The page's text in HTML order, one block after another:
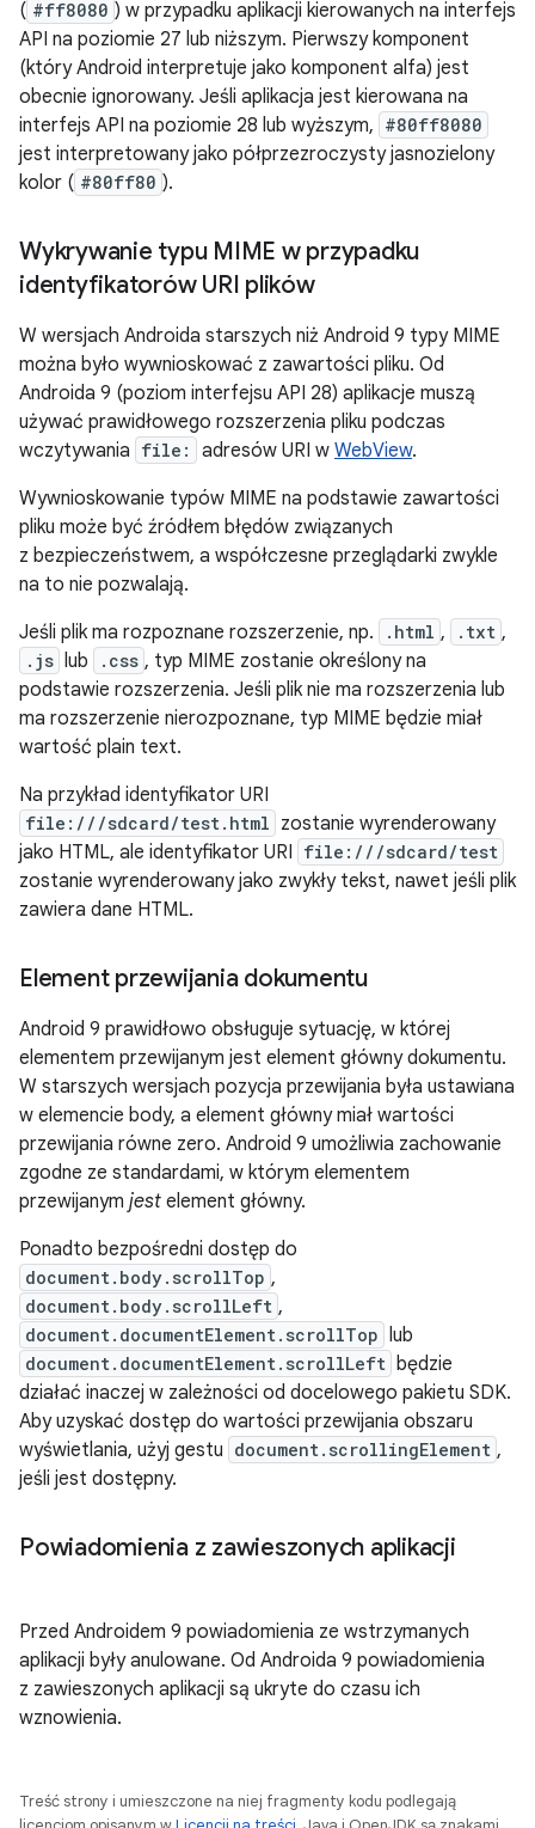
( #ff8080 ) w przypadku aplikacji kierowanych na interfejs
API na poziomie 27 lub niższym. Pierwszy komponent
(który Android interpretuje jako komponent alfa) jest
obecnie ignorowany. Jeśli aplikacja jest kierowana na
interfejs API na poziomie 28 lub wyższym, #80ff8080
jest interpretowany jako półprzezroczysty jasnozielony
kolor ( #80ff80 ).
Wykrywanie typu MIME w przypadku
identyfikatorów URI plików
W wersjach Androida starszych niż Android 9 typy MIME
można było wywnioskować z zawartości pliku. Od
Androida 9 (poziom interfejsu API 28) aplikacje muszą
używać prawidłowego rozszerzenia pliku podczas
wczytywania file: adresów URI w WebView.
Wywnioskowanie typów MIME na podstawie zawartości
pliku może być źródłem błędów związanych
z bezpieczeństwem, a współczesne przeglądarki zwykle
na to nie pozwalają.
Jeśli plik ma rozpoznane rozszerzenie, np.
.html , .txt ,
.js lub .css , typ MIME zostanie określony na
podstawie rozszerzenia. Jeśli plik nie ma rozszerzenia lub
ma rozszerzenie nierozpoznane, typ MIME będzie miał
wartość plain text.
Na przykład identyfikator URI
file:///sdcard/test.html zostanie wyrenderowany
jako HTML, ale identyfikator URI file:///sdcard/test
zostanie wyrenderowany jako zwykły tekst, nawet jeśli plik
zawiera dane HTML.
Element przewijania dokumentu
Android 9 prawidłowo obsługuje sytuację, w której
elementem przewijanym jest element główny dokumentu.
W starszych wersjach pozycja przewijania była ustawiana
w elemencie body, a element główny miał wartości
przewijania równe zero. Android 9 umożliwia zachowanie
zgodne ze standardami, w którym elementem
przewijanym jest element główny.
Ponadto bezpośredni dostęp do
document.body.scrollTop ,
document.body.scrollLeft ,
document.documentElement.scrollTop lub
document.documentElement.scrollLeft będzie
działać inaczej w zależności od docelowego pakietu SDK.
Aby uzyskać dostęp do wartości przewijania obszaru
wyświetlania, użyj gestu document.scrollingElement ,
jeśli jest dostępny.
Powiadomienia z zawieszonych aplikacji
Przed Androidem 9 powiadomienia ze wstrzymanych
aplikacji były anulowane. Od Androida 9 powiadomienia
z zawieszonych aplikacji są ukryte do czasu ich
wznowienia.
Treść strony i umieszczone na niej fragmenty kodu podlegają